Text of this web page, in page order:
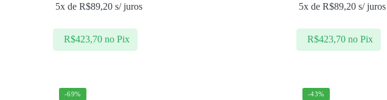
5x deR$89,20 s/ juros
R$423,70 no Pix
5x de R$89,20 s/ juros
R$423,70 no Pix
-69% -43%